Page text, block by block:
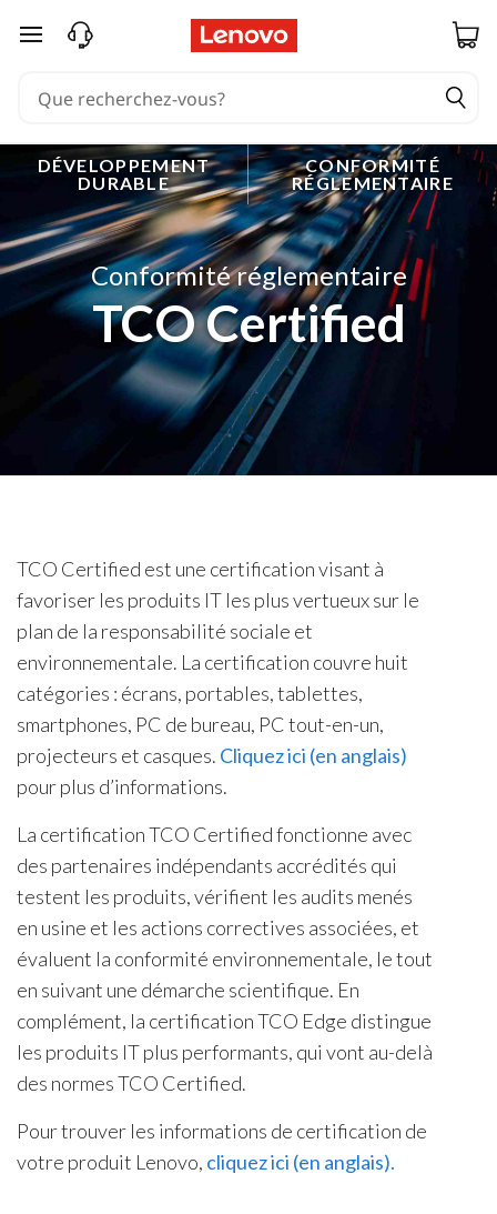
passer au contenu principal
DÉVELOPPEMENT
DURABLE
CONFORMITÉ
RÉGLEMENTAIRE
Conformité réglementaire
TCO Certified
TCO Certified est une certification visant à
favoriser les produits IT les plus vertueux sur le
plan de la responsabilité sociale et
environnementale. La certification couvre huit
catégories : écrans, portables, tablettes,
smartphones, PC de bureau, PC tout-en-un,
projecteurs et casques. Cliquez ici (en anglais)
pour plus d’informations.
La certification TCO Certified fonctionne avec
des partenaires indépendants accrédités qui
testent les produits, vérifient les audits menés
en usine et les actions correctives associées, et
évaluent la conformité environnementale, le tout
en suivant une démarche scientifique. En
complément, la certification TCO Edge distingue
les produits IT plus performants, qui vont au-delà
des normes TCO Certified.
Pour trouver les informations de certification de
votre produit Lenovo, cliquez ici (en anglais).